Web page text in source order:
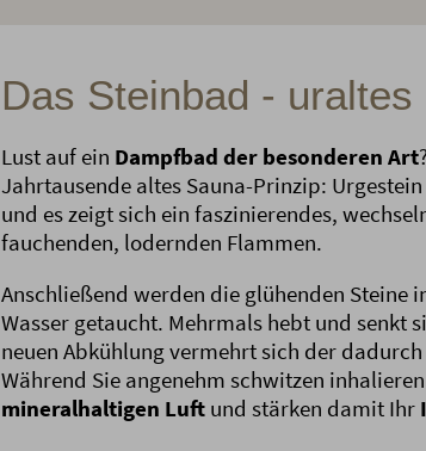
Das Steinbad -
Lust auf ein Dampfbad der besonderen Art
Jahrtausende altes Sauna-Prinzip:
und es zeigt sich ein faszinierendes,
fauchenden, lodernden Flammen.
Anschließend werden die glühenden Steine
Wasser getaucht. Mehrmals hebt und senkt
neuen Abkühlung vermehrt sich der
Während Sie angenehm schwitzen
mineralhaltigen Luft und stärken damit Ihr